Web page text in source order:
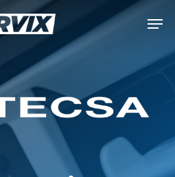
Menu